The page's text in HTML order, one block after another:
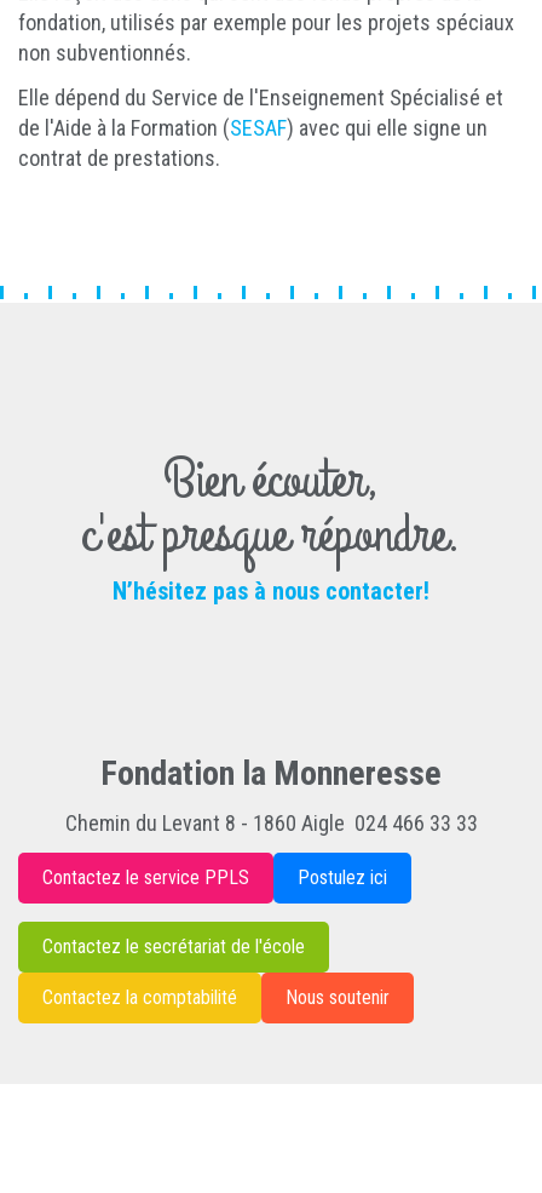
fondation, utilisés par exemple pour les projets spéciaux
non subventionnés.
Elle dépend du Service de l'Enseignement Spécialisé et
de l'Aide à la Formation (SESAF) avec qui elle signe un
contrat de prestations.
Bien écouter,
c'est presque répondre.
N’hésitez pas à nous contacter!
Fondation la Monneresse
Chemin du Levant 8 - 1860 Aigle 024 466 33 33
Contactez le service PPLS Postulez ici
Contactez le secrétariat de l'école
Contactez la comptabilité Nous soutenir